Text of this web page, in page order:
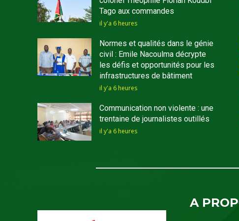
Tago aux commandes
il y'a 6 heures
Normes et qualités dans le génie
civil : Emile Nacoulma décrypte
les défis et opportunités pour les
infrastructures de bâtiment
il y'a 6 heures
Communication non violente : une
trentaine de journalistes outillés
il y'a 6 heures
A